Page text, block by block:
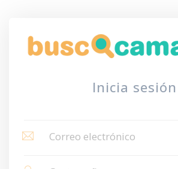
Inicia sesión